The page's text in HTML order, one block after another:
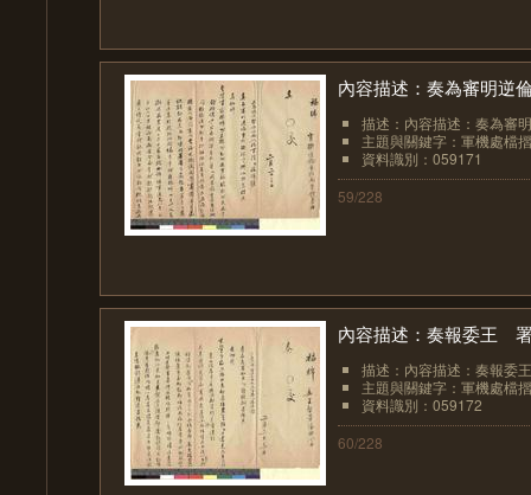
內容描述：奏為審明逆
描述：內容描述：奏為審
主題與關鍵字：軍機處檔
資料識別：059171
59/228
內容描述：奏報委王
描述：內容描述：奏報委
主題與關鍵字：軍機處檔
資料識別：059172
60/228